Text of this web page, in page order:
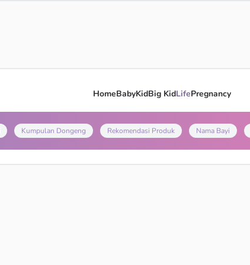
HomeBabyKidBig KidLifePregnancy
Kumpulan Dongeng Rekomendasi Produk Nama Bayi